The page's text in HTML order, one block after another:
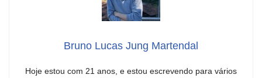
Bruno Lucas Jung Martendal
Hoje estou com 21 anos, e estou escrevendo para vários